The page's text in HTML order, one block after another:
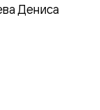
Дениса